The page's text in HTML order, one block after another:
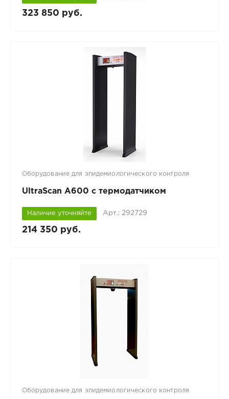
323 850 руб.
Оборудование для эпидемиологического контроля
UltraScan A600 с термодатчиком
Наличие уточняйте Арт.: 292729
214 350 руб.
Оборудование для эпидемиологического контроля